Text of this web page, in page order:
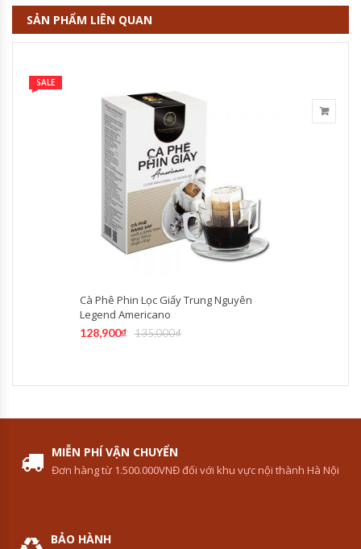
SẢN PHẨM LIÊN QUAN
SALE
Cà Phê Phin Lọc Giấy Trung Nguyên
Legend Americano
135,000₫
128,900₫
MIỄN PHÍ VẬN CHUYỂN
Đơn hàng từ 1.500.000VNĐ đối với khu vực nội thành Hà Nội
BẢO HÀNH